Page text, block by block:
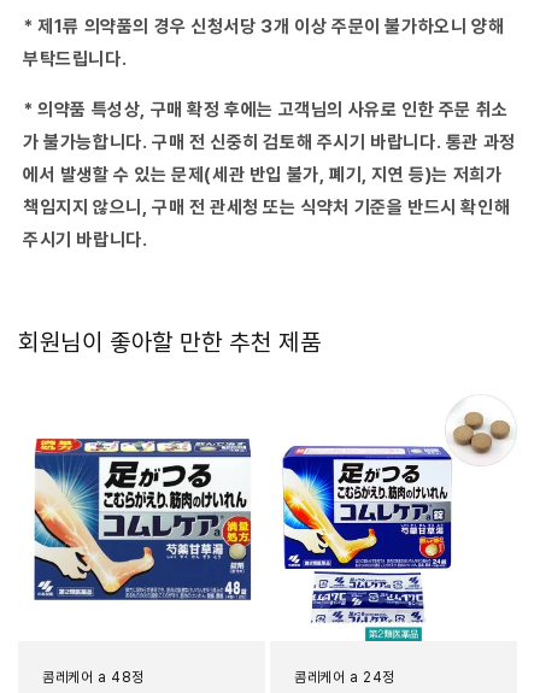
* 제1류 의약품의 경우 신청서당 3개 이상 주문이 불가하오니 양해
부탁드립니다.
* 의약품 특성상, 구매 확정 후에는 고객님의 사유로 인한 주문 취소
가 불가능합니다. 구매 전 신중히 검토해 주시기 바랍니다. 통관 과정
에서 발생할 수 있는 문제(세관 반입 불가, 폐기, 지연 등)는 저희가
책임지지 않으니, 구매 전 관세청 또는 식약처 기준을 반드시 확인해
주시기 바랍니다.
회원님이 좋아할 만한 추천 제품
콤레케어 a 48정 콤레케어 a 24정